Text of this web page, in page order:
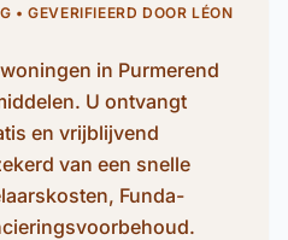
• GEVERIFIEERD DOOR LÉON
in Purmerend
U ontvangt
en vrijblijvend
van een snelle
Funda-